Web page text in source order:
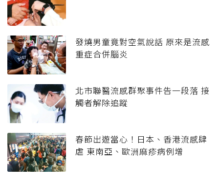
發燒男童竟對空氣說話 原來是流感
重症合併腦炎
北市聯醫流感群聚事件告一段落 接
觸者解除追蹤
春節出遊當心！日本、香港流感肆
虐 東南亞、歐洲麻疹病例增